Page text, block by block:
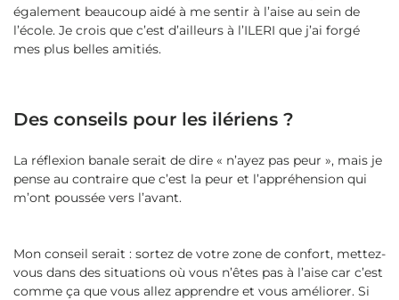
également beaucoup aidé à me sentir à l’aise au sein de
l’école. Je crois que c’est d’ailleurs à l’ILERI que j’ai forgé
mes plus belles amitiés.
Des conseils pour les ilériens ?
La réflexion banale serait de dire « n’ayez pas peur », mais je
pense au contraire que c’est la peur et l’appréhension qui
m’ont poussée vers l’avant.
Mon conseil serait : sortez de votre zone de confort, mettez-
vous dans des situations où vous n’êtes pas à l’aise car c’est
comme ça que vous allez apprendre et vous améliorer. Si